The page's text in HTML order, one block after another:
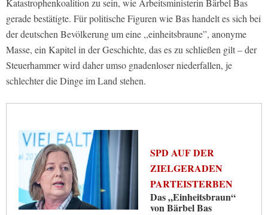
gerade bestätigte. Für politische Figuren wie Bas handelt es sich bei
der deutschen Bevölkerung um eine ,,einheitsbraune”, anonyme
Masse, ein Kapitel in der Geschichte, das es zu schließen gilt – der
Steuerhammer wird daher umso gnadenloser niederfallen, je
schlechter die Dinge im Land stehen.
SPD AUF DER
ZIELGERADEN
PARTEISTERBEN
Das „Einheitsbraun“
von Bärbel Bas